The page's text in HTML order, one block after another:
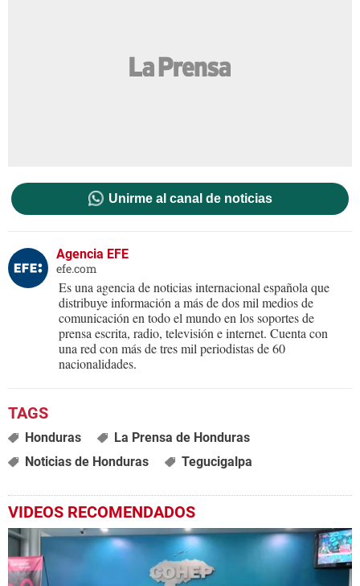
Unirme al canal de noticias
Agencia EFE
efe.com
Es una agencia de noticias internacional española que
distribuye información a más de dos mil medios de
comunicación en todo el mundo en los soportes de
prensa escrita, radio, televisión e internet. Cuenta con
una red con más de tres mil periodistas de 60
nacionalidades.
Honduras
La Prensa de Honduras
Noticias de Honduras
Tegucigalpa
VIDEOS RECOMENDADOS